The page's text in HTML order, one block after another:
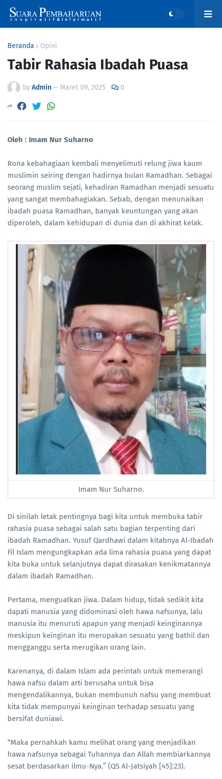
Beranda Opini
Tabir Rahasia Ibadah Puasa
byAdmin— Maret 09, 2025 0
Oleh : Imam Nur Suharno
Rona kebahagiaan kembali menyelimuti relung jiwa kaum
muslimin seiring dengan hadirnya bulan Ramadhan. Sebagai
seorang muslim sejati, kehadiran Ramadhan menjadi sesuatu
yang sangat membahagiakan. Sebab, dengan menunaikan
ibadah puasa Ramadhan, banyak keuntungan yang akan
diperoleh, dalam kehidupan di dunia dan di akhirat kelak.
Imam Nur Suharno.
Di sinilah letak pentingnya bagi kita untuk membuka tabir
rahasia puasa sebagai salah satu bagian terpenting dari
ibadah Ramadhan. Yusuf Qardhawi dalam kitabnya Al-Ibadah
Fil Islam mengungkapkan ada lima rahasia puasa yang dapat
kita buka untuk selanjutnya dapat dirasakan kenikmatannya
dalam ibadah Ramadhan.
Pertama, menguatkan jiwa. Dalam hidup, tidak sedikit kita
dapati manusia yang didominasi oleh hawa nafsunya, lalu
manusia itu menuruti apapun yang menjadi keinginannya
meskipun keinginan itu merupakan sesuatu yang bathil dan
mengganggu serta merugikan orang lain.
Karenanya, di dalam Islam ada perintah untuk memerangi
hawa nafsu dalam arti berusaha untuk bisa
mengendalikannya, bukan membunuh nafsu yang membuat
kita tidak mempunyai keinginan terhadap sesuatu yang
bersifat duniawi.
“Maka pernahkah kamu melihat orang yang menjadikan
hawa nafsunya sebagai Tuhannya dan Allah membiarkannya
sesat berdasarkan ilmu-Nya.” (QS Al-Jatsiyah [45]:23).